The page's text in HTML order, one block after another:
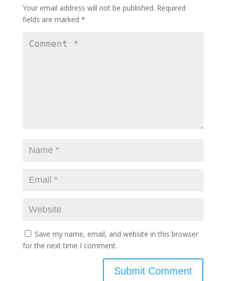
Your email address will not be published. Required
fields are marked *
Save my name, email, and website in this browser
for the next time I comment.